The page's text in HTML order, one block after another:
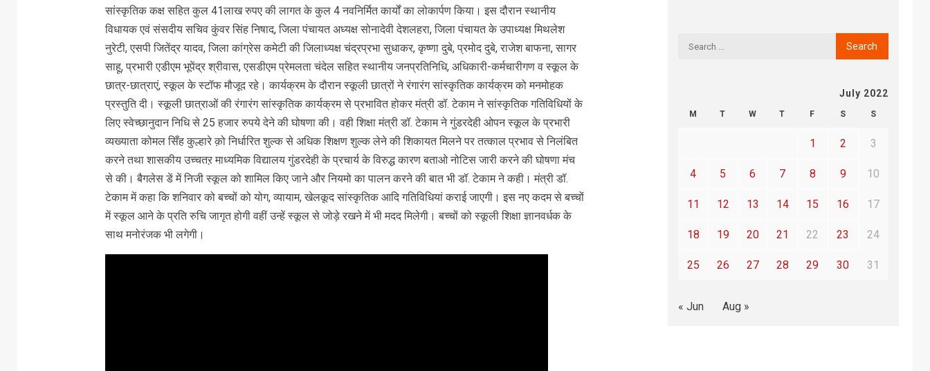
सांस्कृतिक कक्ष सहित कुल 41लाख रुपए की लागत के कुल 4 नवनिर्मित कार्यों का लोकार्पण किया। इस दौरान स्थानीय
विधायक एवं संसदीय सचिव कुंवर सिंह निषाद, जिला पंचायत अध्यक्ष सोनादेवी देशलहरा, जिला पंचायत के उपाध्यक्ष मिथलेश
नुरेटी, एसपी जितेंद्र यादव, जिला कांग्रेस कमेटी की जिलाध्यक्ष चंद्रप्रभा सुधाकर, कृष्णा दुबे, प्रमोद दुबे, राजेश बाफना, सागर
साहू, प्रभारी एडीएम भूपेंद्र श्रीवास, एसडीएम प्रेमलता चंदेल सहित स्थानीय जनप्रतिनिधि, अधिकारी-कर्मचारीगण व स्कूल के
छात्र-छात्राएं, स्कूल के स्टॉफ मौजूद रहे। कार्यक्रम के दौरान स्कूली छात्रों ने रंगारंग सांस्कृतिक कार्यक्रम को मनमोहक
प्रस्तुति दी। स्कूली छात्राओं की रंगारंग सांस्कृतिक कार्यक्रम से प्रभावित होकर मंत्री डॉ. टेकाम ने सांस्कृतिक गतिविधियों के
लिए स्वेच्छानुदान निधि से 25 हजार रुपये देने की घोषणा की। वही शिक्षा मंत्री डॉ. टेकाम ने गुंडरदेही ओपन स्कूल के प्रभारी
व्यख्याता कोमल सिँह कुल्हारे क़ो निर्धारित शुल्क से अधिक शिक्षण शुल्क लेने की शिकायत मिलने पर तत्काल प्रभाव से निलंबित
करने तथा शासकीय उच्चतऱ माध्यमिक विद्यालय गुंडरदेही के प्रचार्य के विरुद्ध कारण बताओ नोटिस जारी करने की घोषणा मंच
से की। बैगलेस डें में निजी स्कूल को शामिल किए जाने और नियमो का पालन करने की बात भी डॉ. टेकाम ने कही। मंत्री डॉ.
टेकाम में कहा कि शनिवार को बच्चों को योग, व्यायाम, खेलकूद सांस्कृतिक आदि गतिविधियां कराई जाएगी। इस नए कदम से बच्चों
में स्कूल आने के प्रति रुचि जागृत होगी वहीं उन्हें स्कूल से जोड़े रखने में भी मदद मिलेगी। बच्चों को स्कूली शिक्षा ज्ञानवर्धक के
साथ मनोरंजक भी लगेगी।
July 2022
M T W T F S S
1 2 3
4 5 6 7 8 9 10
11 12 13 14 15 16 17
18 19 20 21 22 23 24
25 26 27 28 29 30 31
« Jun Aug »